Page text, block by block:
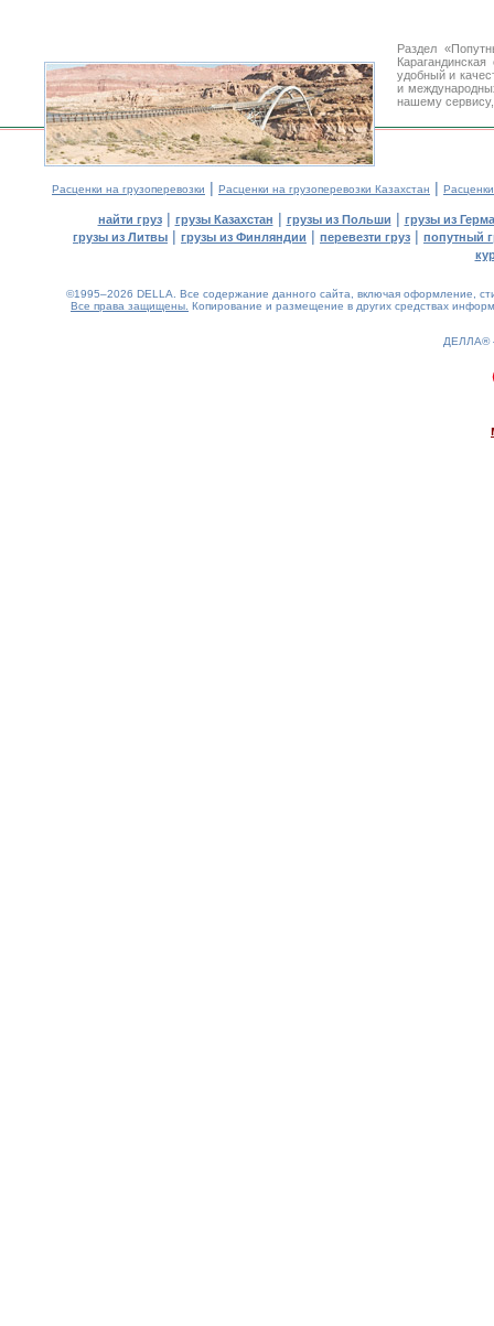
Раздел
удобный и
и
нашему
Расценки на грузоперевозки | Расценки на грузоперевозки Казахстан |
найти груз| грузы Казахстан | грузы из Польши | грузы из
грузы из Литвы | грузы из Финляндии | перевезти груз | попутный
©1995–2026 DELLA. Все содержание данного сайта, включая оформление,
Все права защищены. Копирование и размещение в других средствах